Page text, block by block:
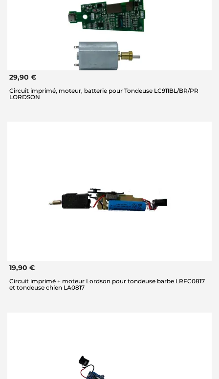
29,90 €
Circuit imprimé, moteur, batterie pour Tondeuse LC911BL/BR/PR
LORDSON
19,90 €
Circuit imprimé + moteur Lordson pour tondeuse barbe LRFC0817
et tondeuse chien LA0817